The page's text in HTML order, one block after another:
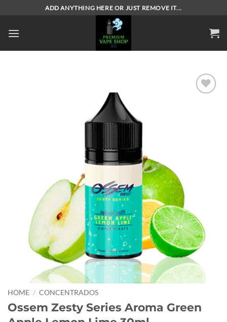
content
ADD ANYTHING HERE OR JUST REMOVE IT...
HOME / CONCENTRADOS
Ossem Zesty Series Aroma Green